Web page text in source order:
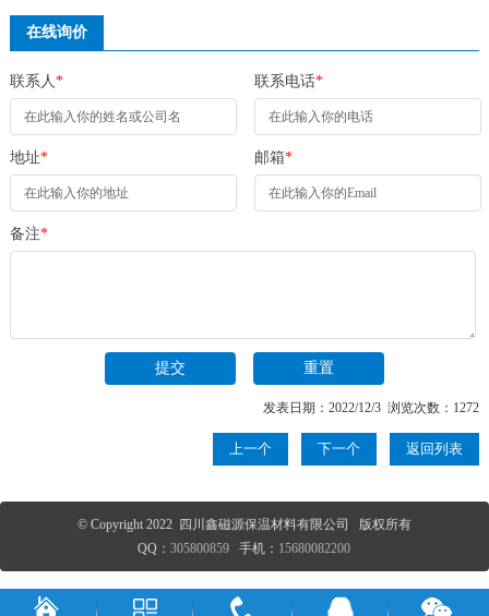
在线询价
联系人* 联系电话*
地址* 邮箱*
备注*
发表日期：2022/12/3 浏览次数：1272
上一个 下一个 返回列表
© Copyright 2022 四川鑫磁源保温材料有限公司 版权所有
QQ：305800859 手机： 15680082200